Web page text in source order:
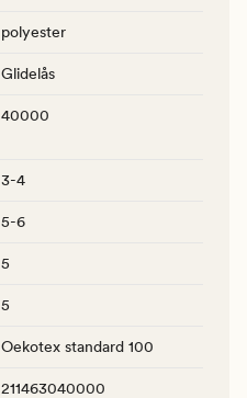
polyester
Glidelås
40000
3-4
5-6
5
5
Oekotex standard 100
211463040000